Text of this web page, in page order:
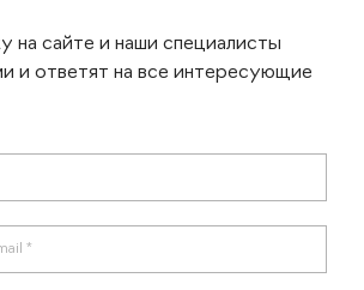
на сайте и наши специалисты
и ответят на все интересующие